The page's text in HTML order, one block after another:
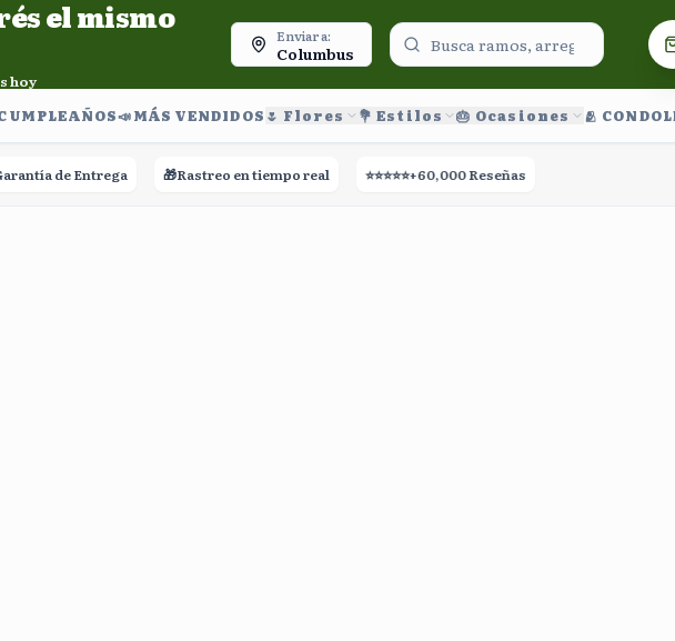
entregadas hoy.
el mismo
hoy
Enviar a:
Columbus
📣​MÁS VENDIDOS 🌷 Flores 💐 Estilos 🎂 Ocasiones 🫂
de Entrega Rastreo en tiempo real ⭐⭐⭐⭐⭐+60,000 Reseñas